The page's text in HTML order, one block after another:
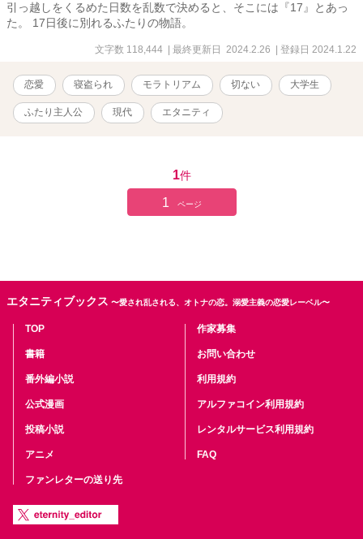
引っ越しをくるめた日数を乱数で決めると、そこには『17』とあっ
た。 17日後に別れるふたりの物語。
文字数 118,444 | 最終更新日 2024.2.26 | 登録日 2024.1.22
恋愛 寝盗られ モラトリアム 切ない 大学生
ふたり主人公 現代 エタニティ
1件
1 ページ
エタニティブックス 〜愛され乱される、オトナの恋。溺愛主義の恋愛レーベル〜
TOP
書籍
番外編小説
公式漫画
投稿小説
アニメ
ファンレターの送り先
作家募集
お問い合わせ
利用規約
アルファコイン利用規約
レンタルサービス利用規約
FAQ